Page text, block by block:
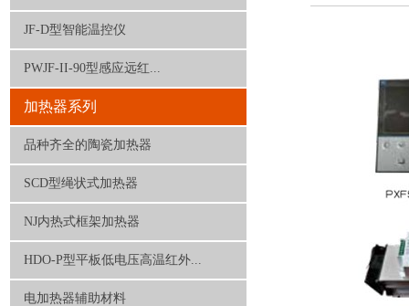
JF-D型智能温控仪
PWJF-II-90型感应远红...
加热器系列
品种齐全的陶瓷加热器
SCD型绳状式加热器
NJ内热式框架加热器
HDO-P型平板低电压高温红外...
电加热器辅助材料